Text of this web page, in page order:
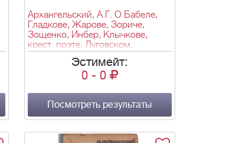
Архангельский, А.Г. О Бабеле,
Гладкове, Жарове, Зориче,
Зощенко, Инбер, Клычкове,
крест. поэте, Луговском,
Никифорове, Олеше, Орешине,
Романове, Радимове, Светлове,
Сельвинском, Третьякове,
Архангельского ; Рис. м.
КУприянова, п. КРЫлова, НИК.
Соколова. - М.; Л.: Земля и
фронт. (ил.): ил.; 29х22 см.
Эстимейт:
0- 0
Посмотреть результаты